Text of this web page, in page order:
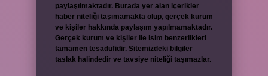
paylaşılmaktadır. Burada yer alan içerikler
haber niteliği taşımamakta olup, gerçek kurum
ve kişiler hakkında paylaşım yapılmamaktadır.
Gerçek kurum ve kişiler ile isim benzerlikleri
tamamen tesadüfidir. Sitemizdeki bilgiler
taslak halindedir ve tavsiye niteliği taşımazlar.